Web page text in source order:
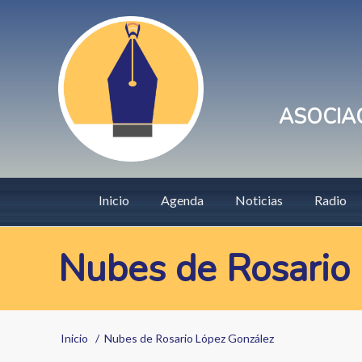
User
account
menu
Main
navigation
Inicio Agenda Noticias Radio
Nubes de
Sobrescribir
Inicio Nubes de Rosario López González